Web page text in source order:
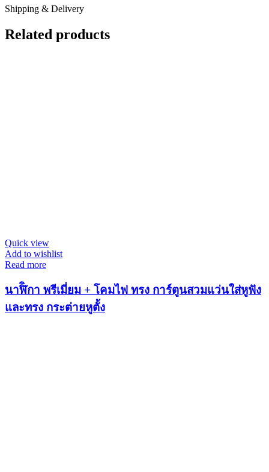
Shipping & Delivery
Related products
Quick view
Add to wishlist
Read more
นาฬิิกา พรีเมี่ยม + โคมไฟ ทรง การ์ตูนสวมแว่นใส่หูฟัง
และทรง กระต่ายหูตั้ง